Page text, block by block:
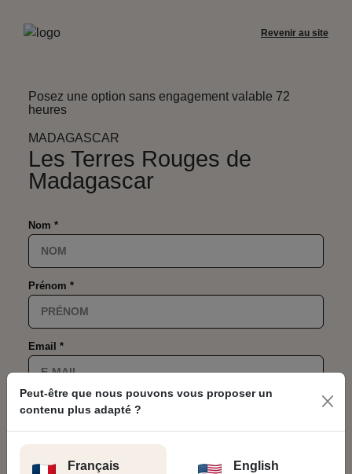
Revenir au site
Posez une option sans engagement valable 72
heures
MADAGASCAR
Les Terres Rouges de
Madagascar
Nom *
Prénom *
Email *
Téléphone *
Pays *
Peut-être que nous pouvons vous proposer un
contenu plus adapté ?
Français English